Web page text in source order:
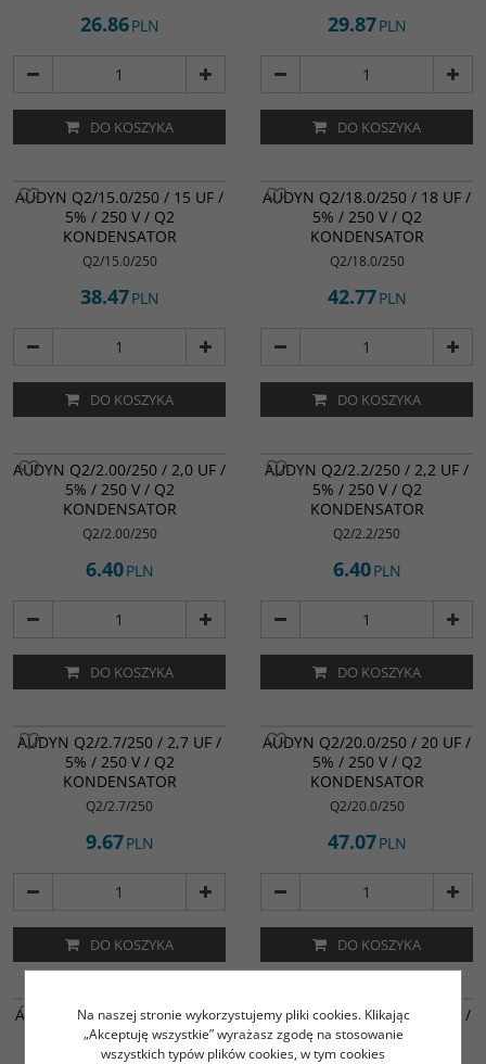
26.86PLN
DO KOSZYKA
29.87PLN
DO KOSZYKA
AUDYN Q2/15.0/250 / 15 UF /
5% / 250 V / Q2
KONDENSATOR
Q2/15.0/250
38.47PLN
DO KOSZYKA
AUDYN Q2/18.0/250 / 18 UF /
5% / 250 V / Q2
KONDENSATOR
Q2/18.0/250
42.77PLN
DO KOSZYKA
AUDYN Q2/2.00/250 / 2,0 UF /
5% / 250 V / Q2
KONDENSATOR
Q2/2.00/250
6.40PLN
DO KOSZYKA
AUDYN Q2/2.2/250 / 2,2 UF /
5% / 250 V / Q2
KONDENSATOR
Q2/2.2/250
6.40PLN
DO KOSZYKA
AUDYN Q2/2.7/250 / 2,7 UF /
5% / 250 V / Q2
KONDENSATOR
Q2/2.7/250
9.67PLN
DO KOSZYKA
AUDYN Q2/20.0/250 / 20 UF /
5% / 250 V / Q2
KONDENSATOR
Q2/20.0/250
47.07PLN
DO KOSZYKA
AUDYN Q2/22.0/250 / 22 UF /
5% / 250 V / Q2
KONDENSATOR
AUDYN Q2/27.0/250 / 27 UF /
5% / 250 V / Q2
KONDENSATOR
Na naszej stronie wykorzystujemy pliki cookies. Klikając
„Akceptuję wszystkie” wyrażasz zgodę na stosowanie
wszystkich typów plików cookies, w tym cookies